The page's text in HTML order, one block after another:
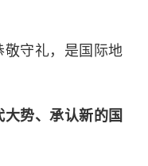
守礼，是国际地
大势、承认新的国